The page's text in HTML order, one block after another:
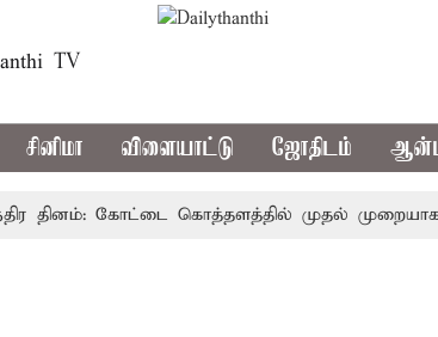
TV
சினிமா விளையாட்டு ஜோதிடம்
தினம்: கோட்டை கொத்தளத்தில் முதல் முறையாக